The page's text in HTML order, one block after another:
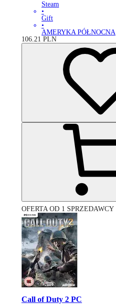
Steam
•
Gift
•
AMERYKA PÓŁNOCNA
106.21 PLN
OFERTA OD 1 SPRZEDAWCY
Call of Duty 2 PC